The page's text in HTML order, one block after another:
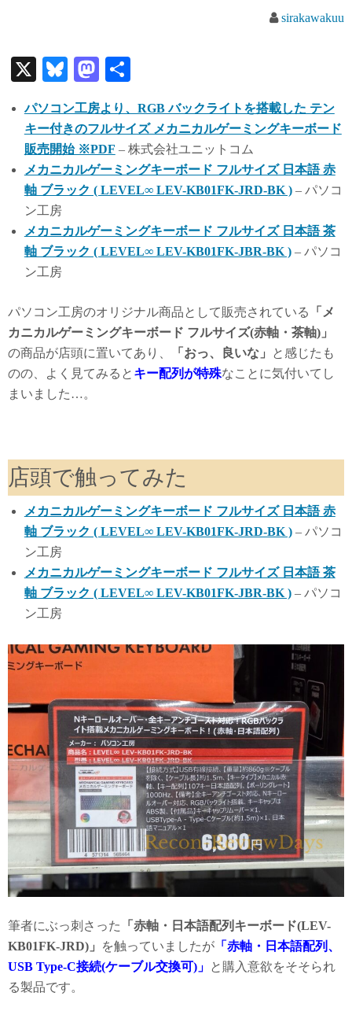
sirakawakuu
X
Bl
sk
y
M
to
do
n
パソコン工房より、RGB バックライトを搭載した テン
キー付きのフルサイズ メカニカルゲーミングキーボード
販売開始 ※PDF – 株式会社ユニットコム
メカニカルゲーミングキーボード フルサイズ 日本語 赤
軸 ブラック ( LEVEL∞ LEV-KB01FK-JRD-BK )– パソコ
ン工房
メカニカルゲーミングキーボード フルサイズ 日本語 茶
軸 ブラック ( LEVEL∞ LEV-KB01FK-JBR-BK )– パソコ
ン工房
パソコン工房のオリジナル商品として販売されている
「メ
カニカルゲーミングキーボード フルサイズ(赤軸・茶軸)」
の商品が店頭に置いてあり、
「おっ、良いな」
と感じたも
のの、よく見てみると キー配列が特殊なことに気付いてし
まいました…。
店頭で触ってみた
メカニカルゲーミングキーボード フルサイズ 日本語 赤
軸 ブラック ( LEVEL∞ LEV-KB01FK-JRD-BK )– パソコ
ン工房
メカニカルゲーミングキーボード フルサイズ 日本語 茶
軸 ブラック ( LEVEL∞ LEV-KB01FK-JBR-BK )– パソコ
ン工房
筆者にぶっ刺さった
「赤軸・日本語配列キーボード(LEV-
KB01FK-JRD)」
を触っていましたが 「赤軸・日本語配列、
USB Type-C接続(ケーブル交換可)」 と購入意欲をそそられ
る製品です。